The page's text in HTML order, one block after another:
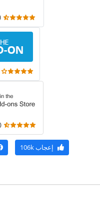
إعجاب106k